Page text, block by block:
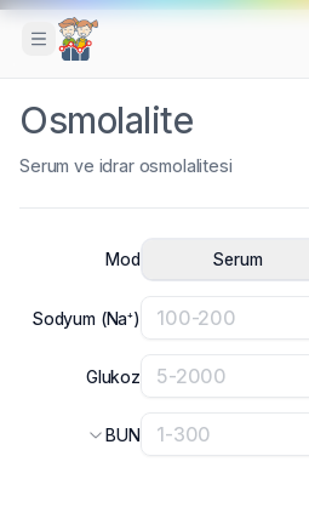
Toggle Sidebar
Osmolalite
Serum ve idrar osmolalitesi
Mod Serum
Sodyum (Na⁺)
Glukoz
BUN